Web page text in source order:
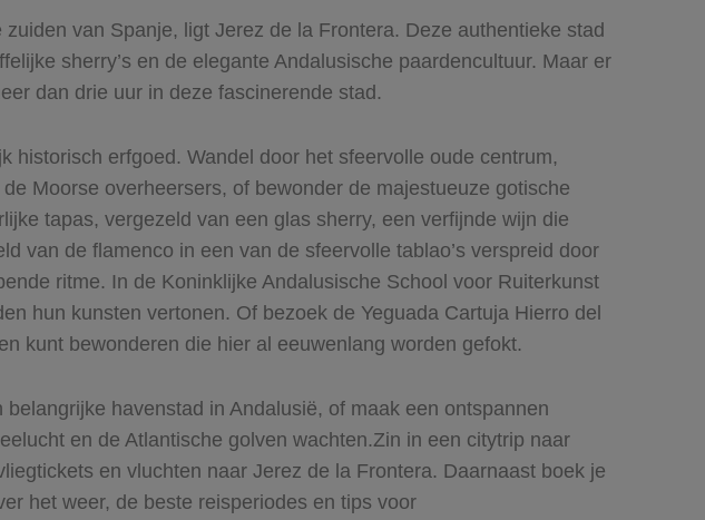
van Spanje, ligt Jerez de la Frontera. Deze authentieke stad
sherry’s en de elegante Andalusische paardencultuur. Maar er
dan drie uur in deze fascinerende stad.
erfgoed. Wandel door het sfeervolle oude centrum,
Moorse overheersers, of bewonder de majestueuze gotische
tapas, vergezeld van een glas sherry, een verfijnde wijn die
van de flamenco in een van de sfeervolle tablao’s verspreid door
ritme. In de Koninklijke Andalusische School voor Ruiterkunst
hun kunsten vertonen. Of bezoek de Yeguada Cartuja Hierro del
kunt bewonderen die hier al eeuwenlang worden gefokt.
havenstad in Andalusië, of maak een ontspannen
en de Atlantische golven wachten.Zin in een citytrip naar
en vluchten naar Jerez de la Frontera. Daarnaast boek je
het weer, de beste reisperiodes en tips voor